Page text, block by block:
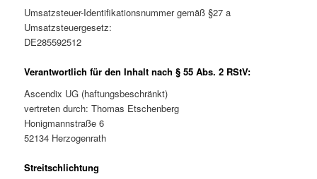
Umsatzsteuer-Identifikationsnummer gemäß §27 a
Umsatzsteuergesetz:
DE285592512
Verantwortlich für den Inhalt nach § 55 Abs. 2 RStV:
Ascendix UG (haftungsbeschränkt)
vertreten durch: Thomas Etschenberg
Honigmannstraße 6
52134 Herzogenrath
Streitschlichtung